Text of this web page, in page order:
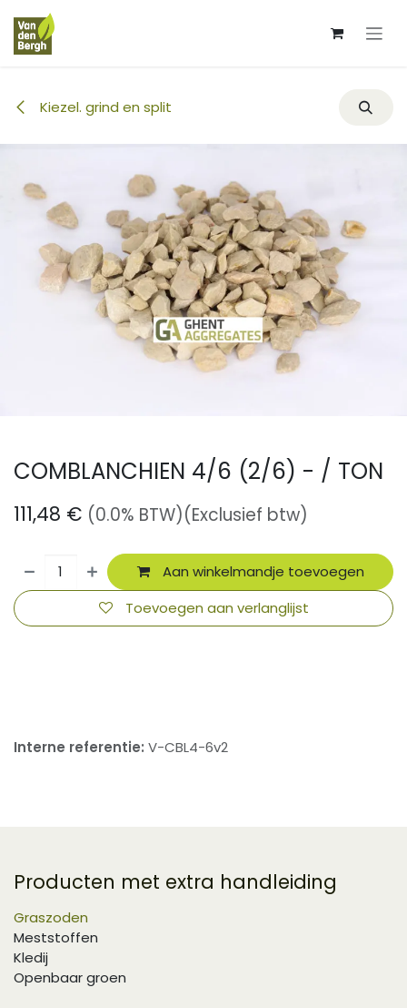
Overslaan naar inhoud
Kiezel. grind en split
COMBLANCHIEN 4/6 (2/6) - / TON
111,48 € (0.0% BTW)(Exclusief btw)
Aan winkelmandje toevoegen
Toevoegen aan verlanglijst
Interne referentie: V-CBL4-6v2
Producten met extra handleiding
Graszoden
Meststoffen
Kledij
Openbaar groen